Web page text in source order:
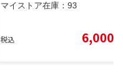
マイストア在庫： 93
税込 6,000